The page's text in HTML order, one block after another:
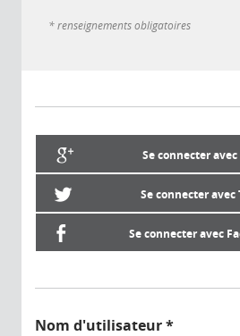
* renseignements obligatoires
Se connecter avec
Se connecter
Se connecter avec
Nom d'utilisateur*